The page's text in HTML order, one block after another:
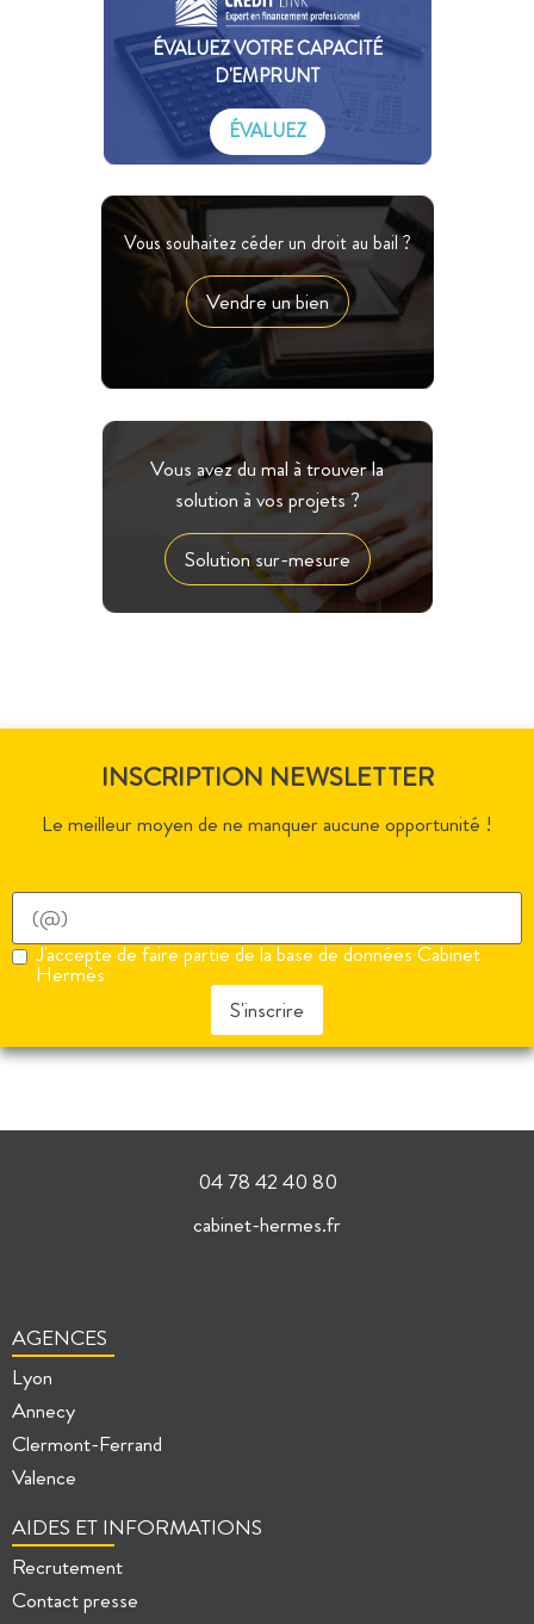
ÉVALUEZ VOTRE CAPACITÉ
D'EMPRUNT
ÉVALUEZ
Vous souhaitez céder un droit au bail ?
Vendre un bien
Vous avez du mal à trouver la
solution à vos projets ?
Solution sur-mesure
INSCRIPTION NEWSLETTER
Le meilleur moyen de ne manquer aucune opportunité !
J'accepte de faire partie de la base de données Cabinet
Hermès
S'inscrire
04 78 42 40 80
cabinet-hermes.fr
AGENCES
Lyon
Annecy
Clermont-Ferrand
Valence
AIDES ET INFORMATIONS
Recrutement
Contact presse